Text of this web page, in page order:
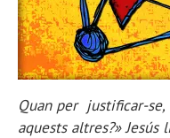
Quan per justificar-se,
aquests altres?»